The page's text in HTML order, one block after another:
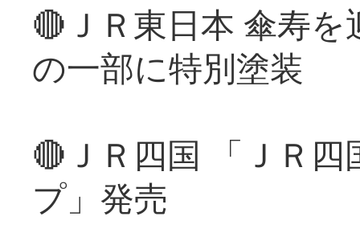
🔴ＪＲ東日本 傘寿
の一部に特別塗装
🔴ＪＲ四国 「ＪＲ
プ」発売